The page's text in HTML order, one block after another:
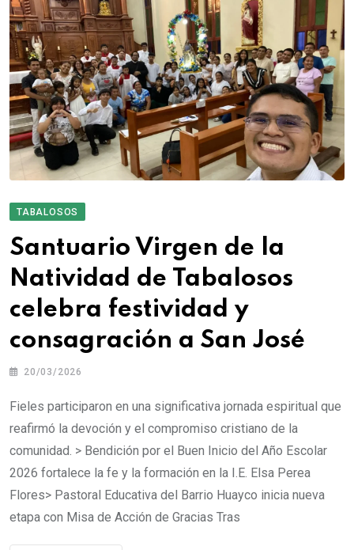
TABALOSOS
Santuario Virgen de la
Natividad de Tabalosos
celebra festividad y
consagración a San José
20/03/2026
Fieles participaron en una significativa jornada espiritual que
reafirmó la devoción y el compromiso cristiano de la
comunidad. > Bendición por el Buen Inicio del Año Escolar
2026 fortalece la fe y la formación en la I.E. Elsa Perea
Flores> Pastoral Educativa del Barrio Huayco inicia nueva
etapa con Misa de Acción de Gracias Tras